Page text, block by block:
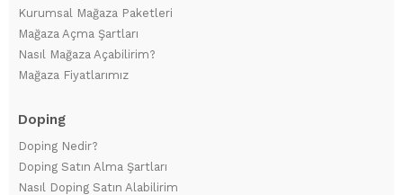
Kurumsal Mağaza Paketleri
Mağaza Açma Şartları
Nasıl Mağaza Açabilirim?
Mağaza Fiyatlarımız
Doping
Doping Nedir?
Doping Satın Alma Şartları
Nasıl Doping Satın Alabilirim